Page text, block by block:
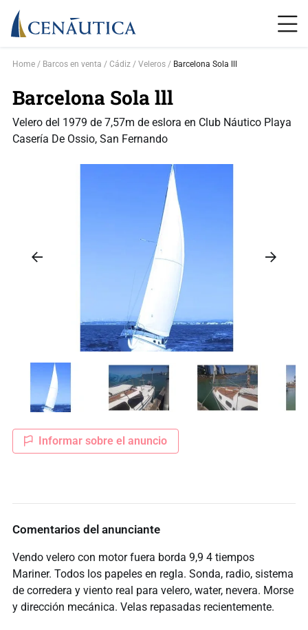
Home Barcos en venta Cádiz Veleros Barcelona Sola lll
Barcelona Sola lll
Velero del 1979 de 7,57m de eslora en Club Náutico Playa
Casería De Ossio, San Fernando
Informar sobre el anuncio
Comentarios del anunciante
Vendo velero con motor fuera borda 9,9 4 tiempos
Mariner. Todos los papeles en regla. Sonda, radio, sistema
de corredera y viento real para velero, water, nevera. Morse
y dirección mecánica. Velas repasadas recientemente.